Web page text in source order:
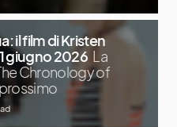
il film di Kristen
giugno 2026 La
Chronology of